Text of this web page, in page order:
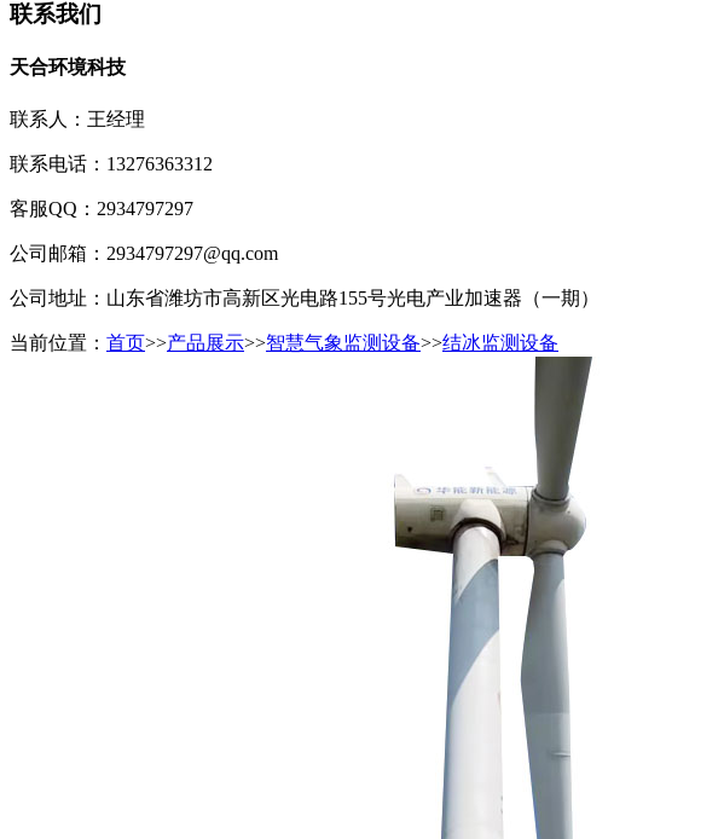
联系我们
天合环境科技
联系人：王经理
联系电话：13276363312
客服QQ：2934797297
公司邮箱：2934797297@qq.com
公司地址：山东省潍坊市高新区光电路155号光电产业加速器（一期）
当前位置： 首页>>产品展示>>智慧气象监测设备>>结冰监测设备